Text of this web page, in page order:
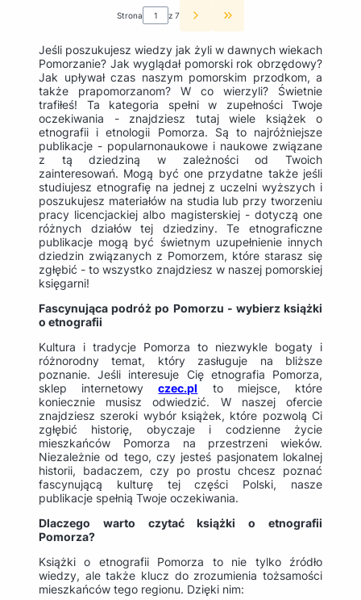
Strona z 7 Przejdź do ostatniej
Jeśli poszukujesz wiedzy jak żyli w dawnych wiekach
Pomorzanie? Jak wyglądał pomorski rok obrzędowy?
Jak upływał czas naszym pomorskim przodkom, a
także prapomorzanom? W co wierzyli? Świetnie
trafiłeś! Ta kategoria spełni w zupełności Twoje
oczekiwania - znajdziesz tutaj wiele książek o
etnografii i etnologii Pomorza. Są to najróżniejsze
publikacje - popularnonaukowe i naukowe związane
z tą dziedziną w zależności od Twoich
zainteresowań. Mogą być one przydatne także jeśli
studiujesz etnografię na jednej z uczelni wyższych i
poszukujesz materiałów na studia lub przy tworzeniu
pracy licencjackiej albo magisterskiej - dotyczą one
różnych działów tej dziedziny. Te etnograficzne
publikacje mogą być świetnym uzupełnienie innych
dziedzin związanych z Pomorzem, które starasz się
zgłębić - to wszystko znajdziesz w naszej pomorskiej
księgarni!
Fascynująca podróż po Pomorzu - wybierz książki
o etnografii
Kultura i tradycje Pomorza to niezwykle bogaty i
różnorodny temat, który zasługuje na bliższe
poznanie. Jeśli interesuje Cię etnografia Pomorza,
sklep internetowyczec.pl to miejsce, które
koniecznie musisz odwiedzić. W naszej ofercie
znajdziesz szeroki wybór książek, które pozwolą Ci
zgłębić historię, obyczaje i codzienne życie
mieszkańców Pomorza na przestrzeni wieków.
Niezależnie od tego, czy jesteś pasjonatem lokalnej
historii, badaczem, czy po prostu chcesz poznać
fascynującą kulturę tej części Polski, nasze
publikacje spełnią Twoje oczekiwania.
Dlaczego warto czytać książki o etnografii
Pomorza?
Książki o etnografii Pomorza to nie tylko źródło
wiedzy, ale także klucz do zrozumienia tożsamości
mieszkańców tego regionu. Dzięki nim: